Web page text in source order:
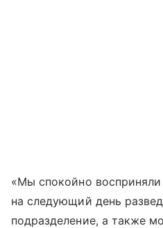
«Мы спокойно
на следующий день
подразделение, а также